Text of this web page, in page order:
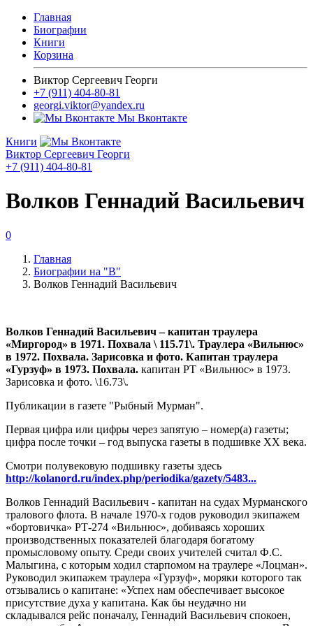
Главная
Биографии
Книги
Корзина
Виктор Сергеевич Георги
+7 (911) 404-80-81
georgi.viktor@yandex.ru
Мы Вконтакте
Книги
Виктор Сергеевич Георги
+7 (911) 404-80-81
Волков Геннадий Васильевич
0
Главная
Биографии на "В"
Волков Геннадий Васильевич
Волков Геннадий Васильевич – капитан траулера
«Миргород» в 1971. Похвала \ 115.71\. Траулера «Вильнюс»
в 1972. Похвала. Зарисовка и фото. Капитан траулера
«Гурзуф» в 1973. Похвала. капитан РТ «Вильнюс» в 1973.
Зарисовка и фото. \16.73\.
Публикации в газете "Рыбный Мурман".
Первая цифра или цифры через запятую – номер(а) газеты;
цифра после точки – год выпуска газеты в подшивке ХХ века.
Смотри полувековую подшивку газеты здесь
http://kolanord.ru/index.php/periodika/gazety/5483...
Волков Геннадий Васильевич - капитан на судах Мурманского
тралового флота. В начале 1970-х годов руководил экипажем
«бортовичка» РТ-274 «Вильнюс», добиваясь хороших
производственных показателей благодаря богатому
промысловому опыту. Среди своих учителей считал Ф.С.
Малыгина, с которым ходил старпомом на траулере «Лоцман».
Руководил экипажем траулера «Гурзуф», моряки которого так
отзывались о капитане: «Успех нам обеспечивает высокое
присутствие духа у капитана. Как бы неудачно ни
складывался рейс поначалу, Геннадий Васильевич спокоен,